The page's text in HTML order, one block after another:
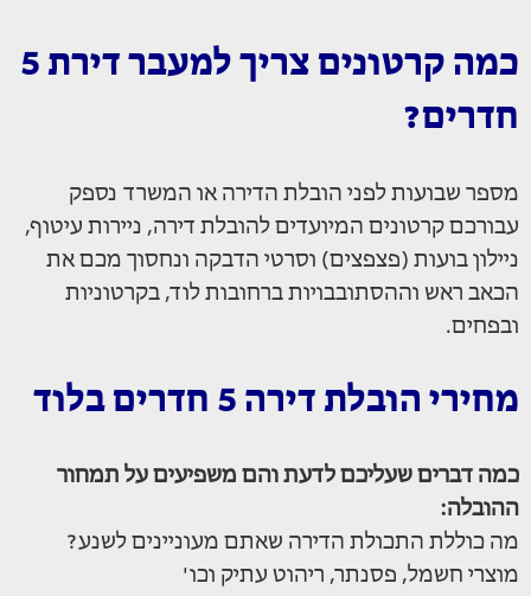
כמה קרטונים צריך למעבר דירת 5
חדרים?
מספר שבועות לפני הובלת הדירה או המשרד נספק
עבורכם קרטונים המיועדים להובלת דירה, ניירות עיטוף,
ניילון בועות (פצפצים) וסרטי הדבקה ונחסוך מכם את
הכאב ראש וההסתובבויות ברחובות לוד, בקרטוניות
ובפחים.
מחירי הובלת דירה 5 חדרים בלוד
כמה דברים שעליכם לדעת והם משפיעים על תמחור
ההובלה:
מה כוללת התכולת הדירה שאתם מעוניינים לשנע?
מוצרי חשמל, פסנתר, ריהוט עתיק וכו'